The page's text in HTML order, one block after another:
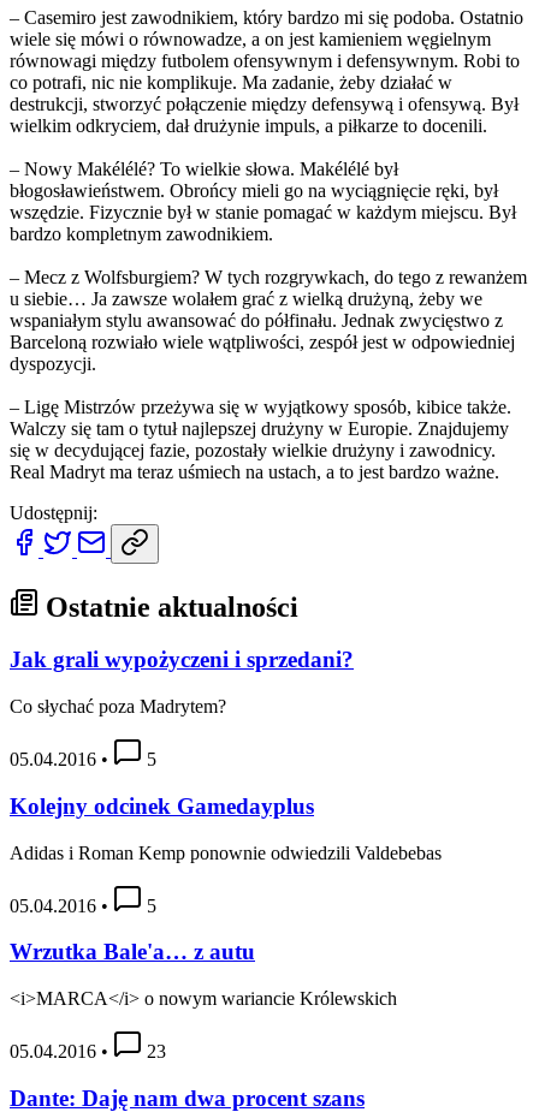
– Casemiro jest zawodnikiem, który bardzo mi się podoba. Ostatnio
wiele się mówi o równowadze, a on jest kamieniem węgielnym
równowagi między futbolem ofensywnym i defensywnym. Robi to
co potrafi, nic nie komplikuje. Ma zadanie, żeby działać w
destrukcji, stworzyć połączenie między defensywą i ofensywą. Był
wielkim odkryciem, dał drużynie impuls, a piłkarze to docenili.
– Nowy Makélélé? To wielkie słowa. Makélélé był
błogosławieństwem. Obrońcy mieli go na wyciągnięcie ręki, był
wszędzie. Fizycznie był w stanie pomagać w każdym miejscu. Był
bardzo kompletnym zawodnikiem.
– Mecz z Wolfsburgiem? W tych rozgrywkach, do tego z rewanżem
u siebie… Ja zawsze wolałem grać z wielką drużyną, żeby we
wspaniałym stylu awansować do półfinału. Jednak zwycięstwo z
Barceloną rozwiało wiele wątpliwości, zespół jest w odpowiedniej
dyspozycji.
– Ligę Mistrzów przeżywa się w wyjątkowy sposób, kibice także.
Walczy się tam o tytuł najlepszej drużyny w Europie. Znajdujemy
się w decydującej fazie, pozostały wielkie drużyny i zawodnicy.
Real Madryt ma teraz uśmiech na ustach, a to jest bardzo ważne.
Udostępnij:
Ostatnie aktualności
Jak grali wypożyczeni i sprzedani?
Co słychać poza Madrytem?
05.04.2016 • 5
Kolejny odcinek Gamedayplus
Adidas i Roman Kemp ponownie odwiedzili Valdebebas
05.04.2016 • 5
Wrzutka Bale'a… z autu
<i>MARCA</i> o nowym wariancie Królewskich
05.04.2016 • 23
Dante: Daję nam dwa procent szans